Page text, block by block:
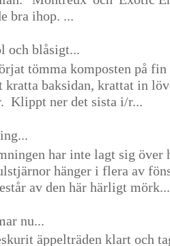
bra ihop. ...
och blåsigt...
tömma komposten på
kratta baksidan, krattat in
Klippt ner det sista i/r...
har inte lagt sig över
hänger i flera av
av den här härligt mörk...
nu...
äppelträden klart och